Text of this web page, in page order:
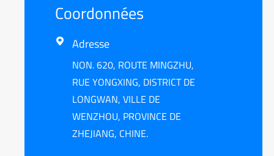
Coordonnées
 Adresse
NON. 620, ROUTE MINGZHU,
RUE YONGXING, DISTRICT DE
LONGWAN, VILLE DE
WENZHOU, PROVINCE DE
ZHEJIANG, CHINE.